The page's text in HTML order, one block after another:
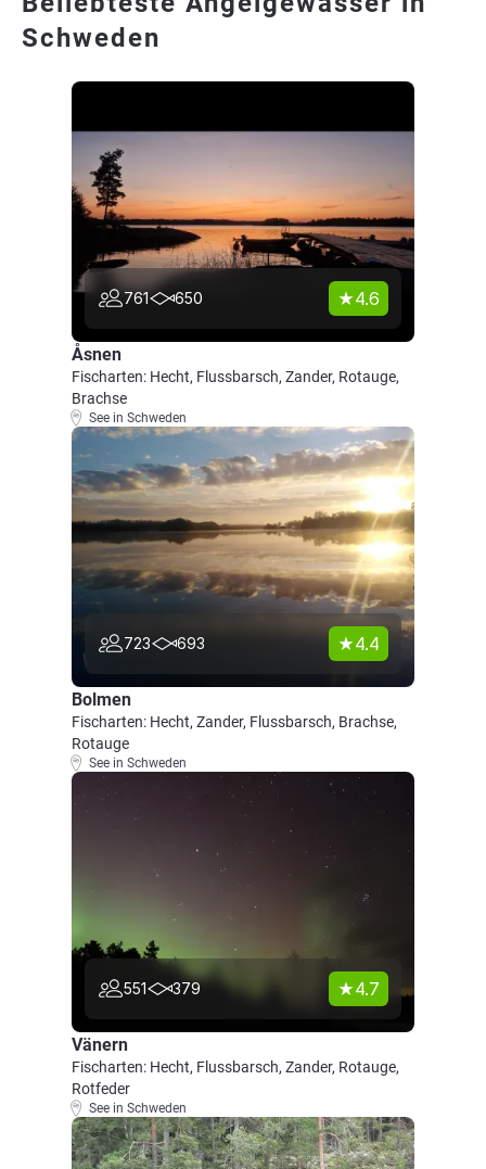
Schweden
761 650 4.6
Åsnen
Fischarten: Hecht, Flussbarsch, Zander, Rotauge,
Brachse
See in Schweden
723 693 4.4
Bolmen
Fischarten: Hecht, Zander, Flussbarsch, Brachse,
Rotauge
See in Schweden
551 379 4.7
Vänern
Fischarten: Hecht, Flussbarsch, Zander, Rotauge,
Rotfeder
See in Schweden